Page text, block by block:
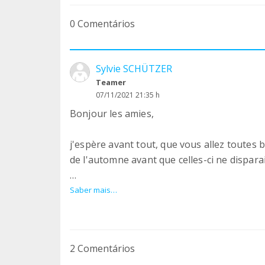
0 Comentários
Sylvie SCHÜTZER
Teamer
07/11/2021 21:35 h
Bonjour les amies,
j'espère avant tout, que vous allez toutes
de l'automne avant que celles-ci ne
Avec le froid qui arrive, les pellets sont
tombe bien car l'asso Les Ailes de Mitzie,
1 tonne de pellets est nécessaire toutes
Saber mais…
2 Comentários